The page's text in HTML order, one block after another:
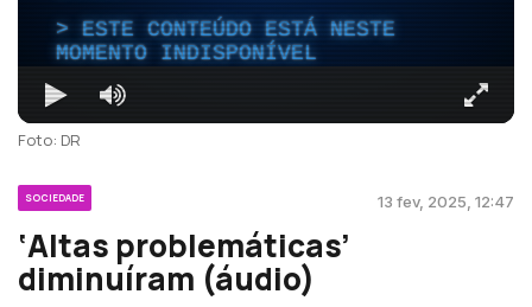
ESTE CONTEÚDO ESTÁ NESTE
MOMENTO INDISPONÍVEL
Foto: DR
SOCIEDADE 13 fev, 2025, 12:47
‘Altas problemáticas’
diminuíram (áudio)